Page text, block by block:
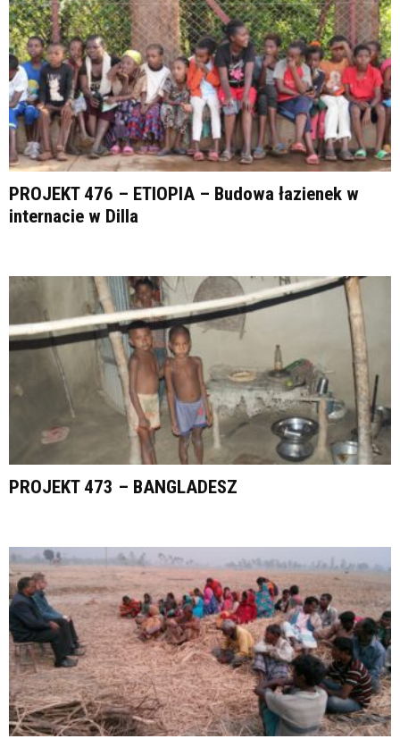
PROJEKT 476 – ETIOPIA – Budowa łazienek w
internacie w Dilla
PROJEKT 473 – BANGLADESZ